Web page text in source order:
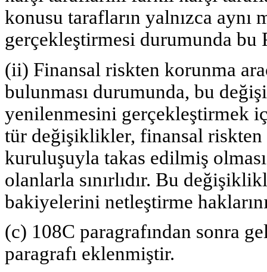
konusu tarafların yalnızca aynı
gerçekleştirmesi durumunda bu
(ii) Finansal riskten korunma
bulunması durumunda, bu
yenilenmesini gerçekleştirmek
tür değişiklikler, finansal riskten
kuruluşuyla takas edilmiş
olanlarla sınırlıdır. Bu
bakiyelerini netleştirme
(c) 108C paragrafından sonra
paragrafı eklenmiştir.